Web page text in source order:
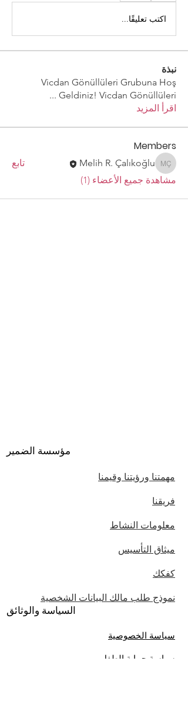
اكتب تعليقًا...
نبذة
Vicdan Gönüllüleri Grubuna Hoş
Geldiniz! Vicdan Gönüllüleri
...
اقرأ المزيد
Members
Melih R. Çalıkoğlu
Melih R. Çalıkoğlu
تابع
مشاهدة جميع الأعضاء (1)
مؤسسة الضمير
مهمتنا ورؤيتنا وقيمنا
فريقنا
معلومات النشاط
ميثاق التأسيس
كفكك
نموذج طلب مالك البيانات الشخصية
السياسة والوثائق
سياسة الخصوصية
سياسة حماية الطفل